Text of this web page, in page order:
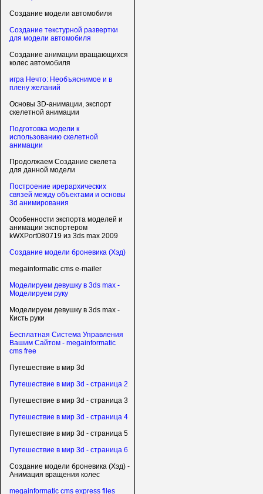
Создание модели автомобиля
Создание текстурной развертки
для модели автомобиля
Создание анимации вращающихся
колес автомобиля
игра Нечто: Необъяснимое и в
плену желаний
Основы 3D-анимации, экспорт
скелетной анимации
Подготовка модели к
использованию скелетной
анимации
Продолжаем Создание скелета
для данной модели
Построение ирерархических
связей между объектами и основы
3d анимирования
Особенности экспорта моделей и
анимации экспортером
kWXPort080719 из 3ds max 2009
Создание модели броневика (Хэд)
megainformatic cms e-mailer
Моделируем девушку в 3ds max -
Моделируем руку
Моделируем девушку в 3ds max -
Кисть руки
Бесплатная Система Управления
Вашим Сайтом - megainformatic
cms free
Путешествие в мир 3d
Путешествие в мир 3d - страница 2
Путешествие в мир 3d - страница 3
Путешествие в мир 3d - страница 4
Путешествие в мир 3d - страница 5
Путешествие в мир 3d - страница 6
Создание модели броневика (Хэд) -
Анимация вращения колес
megainformatic cms express files